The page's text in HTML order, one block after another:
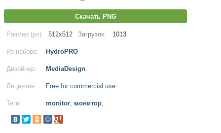
Скачать PNG
Размер (px): 512x512 Загрузок: 1013
Из набора: HydroPRO
Дизайнер: MediaDesign
Лицензия: Free for commercial use
Теги: monitor, монитор,